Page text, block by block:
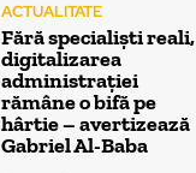
ACTUALITATE
Fără specialiști reali,
digitalizarea
administrației
rămâne o bifă pe
hârtie – avertizează
Gabriel Al-Baba